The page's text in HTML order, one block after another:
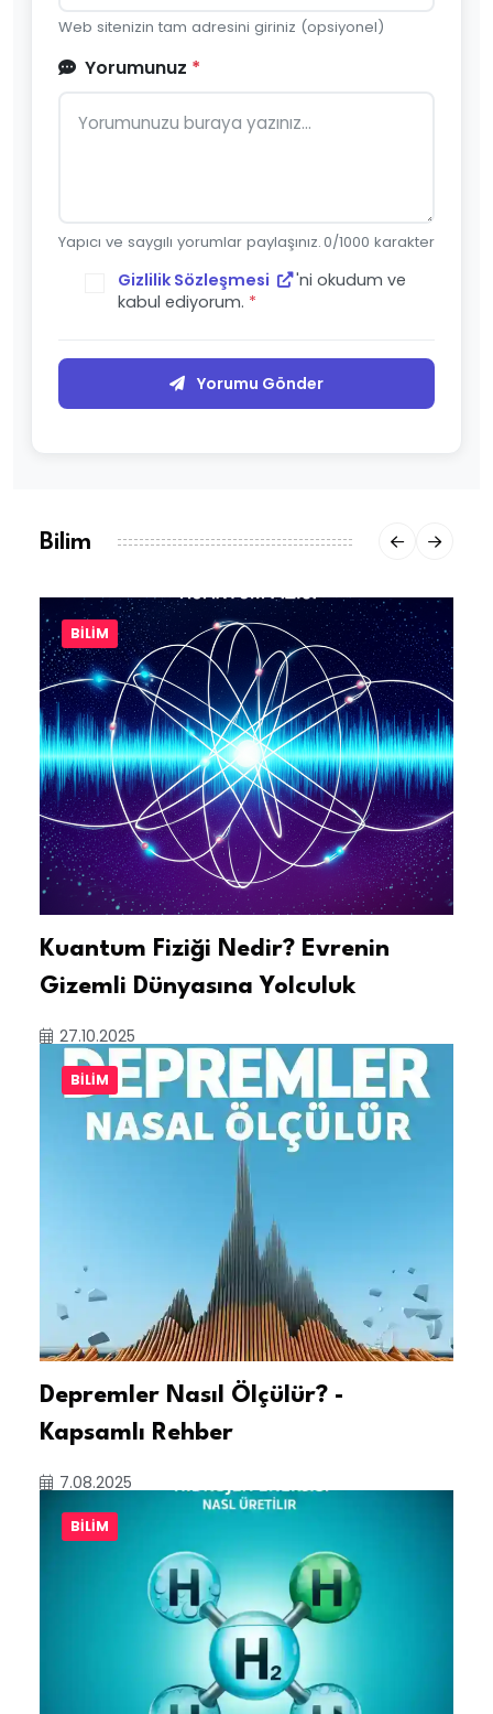
Web sitenizin tam adresini giriniz (opsiyonel)
Yorumunuz *
Yapıcı ve saygılı yorumlar paylaşınız.0/1000 karakter
Gizlilik Sözleşmesi
'ni okudum ve
kabul ediyorum. *
Yorumu Gönder
Bilim
BILIM
Kuantum Fiziği Nedir? Evrenin
Gizemli Dünyasına Yolculuk
27.10.2025
BILIM
Depremler Nasıl Ölçülür? -
Kapsamlı Rehber
7.08.2025
BILIM